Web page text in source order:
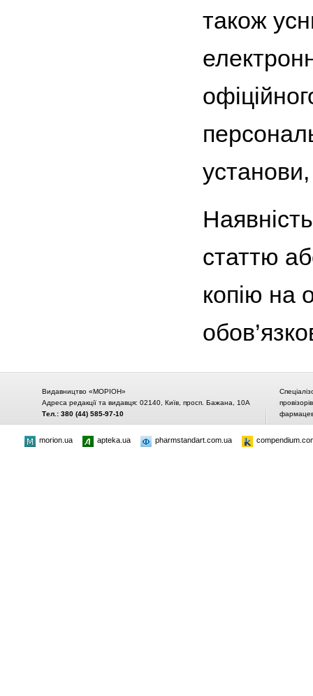
також
статтю
копію на
Видавництво «МОРІОН»
Адреса редакції та видавця: 02140, Київ, просп. Бажана, 10А
Тел.: 380 (44) 585-97-10
morion.ua apteka.ua pharmstandart.com.ua